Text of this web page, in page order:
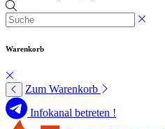
Warenkorb
Zum Warenkorb
Infokanal betreten !